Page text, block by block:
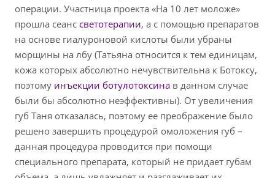
операции. Участница проекта «На 10 лет моложе»
прошла сеанс светотерапии, а с помощью препаратов
на основе гиалуроновой кислоты были убраны
морщины на лбу (Татьяна относится к тем единицам,
кожа которых абсолютно нечувствительна к Ботоксу,
поэтому инъекции ботулотоксина в данном случае
были бы абсолютно неэффективны). От увеличения
губ Таня отказалась, поэтому ее преображение было
решено завершить процедурой омоложения губ –
данная процедура проводится при помощи
специального препарата, который не придает губам